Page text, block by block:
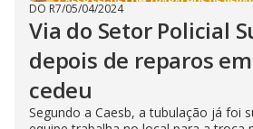
DO R7/05/04/2024
Via do Setor Policial
depois de reparos
cedeu
Segundo a Caesb, a tubulação já foi